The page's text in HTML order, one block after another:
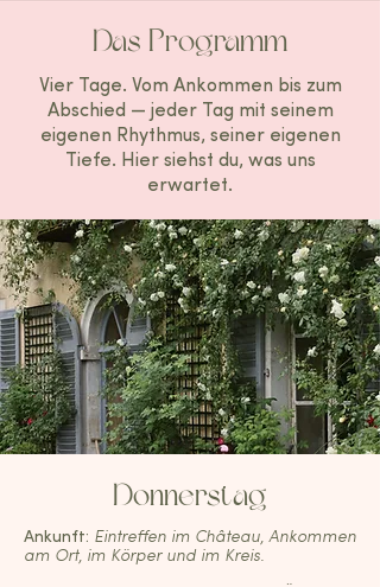
Das Programm
Vier Tage. Vom Ankommen bis zum
Abschied — jeder Tag mit seinem
eigenen Rhythmus, seiner eigenen
Tiefe. Hier siehst du, was uns
erwartet.
Donnerstag
Ankunft: Eintreffen im Château, Ankommen
am Ort, im Körper und im Kreis.